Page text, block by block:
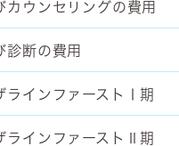
カウンセリングの費用
診断の費用
ラインファーストⅠ期
ラインファーストⅡ期